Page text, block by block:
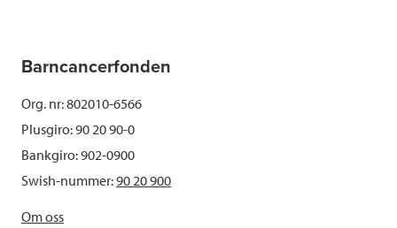
Barncancerfonden
Org. nr: 802010-6566
Plusgiro: 90 20 90-0
Bankgiro: 902-0900
Swish-nummer:90 20 900
Om oss